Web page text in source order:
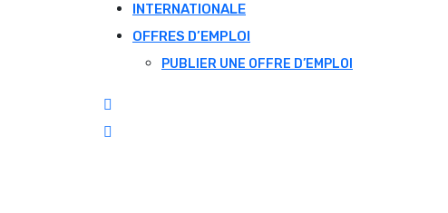
INTERNATIONALE
OFFRES D’EMPLOI
PUBLIER UNE OFFRE D’EMPLOI